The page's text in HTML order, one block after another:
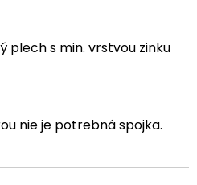
plech s min. vrstvou zinku
nie je potrebná spojka.